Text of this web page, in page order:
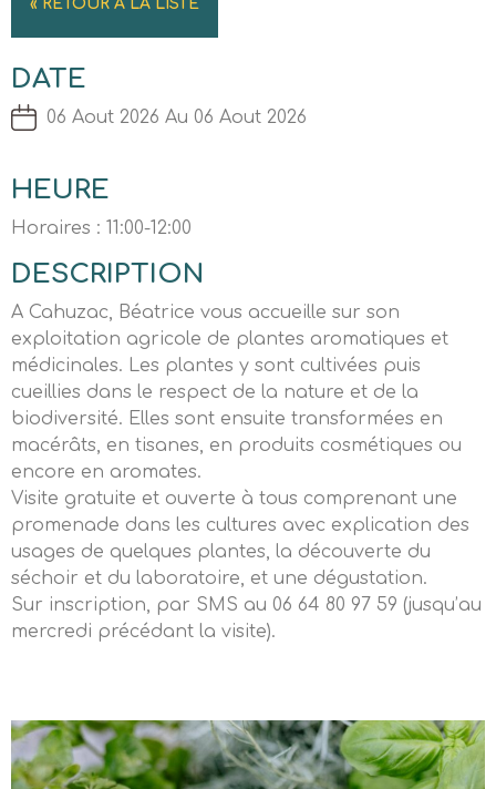
« RETOUR A LA LISTE
DATE
06 Aout 2026 Au 06 Aout 2026
HEURE
Horaires : 11:00-12:00
DESCRIPTION
A Cahuzac, Béatrice vous accueille sur son
exploitation agricole de plantes aromatiques et
médicinales. Les plantes y sont cultivées puis
cueillies dans le respect de la nature et de la
biodiversité. Elles sont ensuite transformées en
macérâts, en tisanes, en produits cosmétiques ou
encore en aromates.
Visite gratuite et ouverte à tous comprenant une
promenade dans les cultures avec explication des
usages de quelques plantes, la découverte du
séchoir et du laboratoire, et une dégustation.
Sur inscription, par SMS au 06 64 80 97 59 (jusqu’au
mercredi précédant la visite).